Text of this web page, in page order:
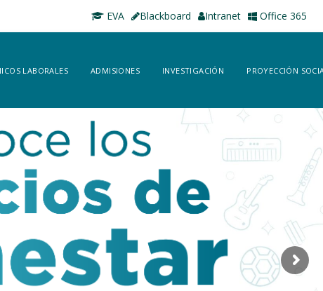
EVA Blackboard Intranet Office 365
LABORALES ADMISIONES INVESTIGACIÓN PROYECCIÓN